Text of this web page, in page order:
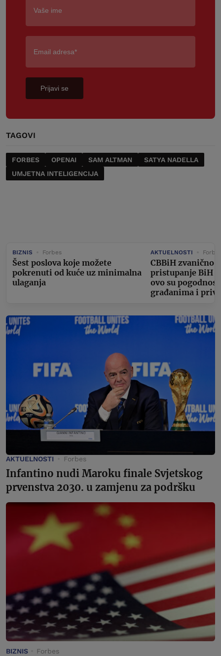
Prijavi se
TAGOVI
FORBES OPENAI SAM ALTMAN
SATYA NADELLA
UMJETNA INTELIGENCIJA
BIZNIS Forbes
Šest poslova koje možete
pokrenuti od kuće uz minimalna
ulaganja
AKTUELNOSTI
CBBiH zvanično
pristupanje BiH
ovo su
građanima i
AKTUELNOSTI Forbes
Infantino nudi Maroku finale Svjetskog
prvenstva 2030. u zamjenu za podršku
BIZNIS Forbes